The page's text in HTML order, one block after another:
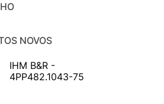
NOVOS
IHM B&R -
4PP482.1043-75